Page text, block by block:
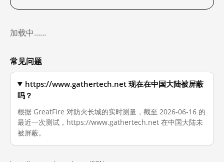
加载中……
常见问题
https://www.gathertech.net 现在在中国大陆被屏蔽
吗？
根据 GreatFire 对防火长城的实时测量，截至 2026-06-16 的
最近一次测试，https://www.gathertech.net 在中国大陆未
被屏蔽。